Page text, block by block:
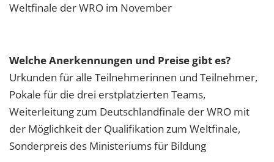
Weltfinale der WRO im November
Welche Anerkennungen und Preise gibt es?
Urkunden für alle Teilnehmerinnen und Teilnehmer,
Pokale für die drei erstplatzierten Teams,
Weiterleitung zum Deutschlandfinale der WRO mit
der Möglichkeit der Qualifikation zum Weltfinale,
Sonderpreis des Ministeriums für Bildung